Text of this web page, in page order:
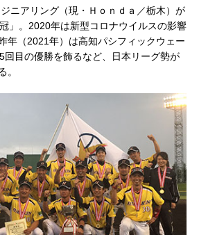
ニアリング（現・Ｈｏｎｄａ／栃木）が
」。2020年は新型コロナウイルスの影響
年（2021年）は高知パシフィックウェー
回目の優勝を飾るなど、日本リーグ勢が
。